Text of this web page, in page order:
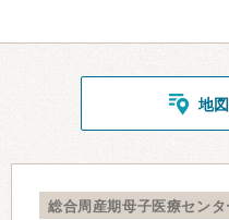
地
総合周産期母子医療セン